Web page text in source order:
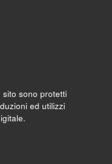
sono protetti
ed utilizzi